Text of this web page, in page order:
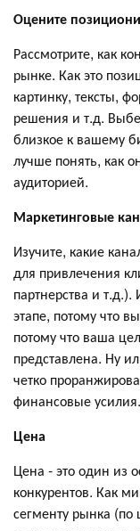
Оцените
Рассмотрите, как
рынке. Как это
картинку, тексты,
решения и т.д.
близкое к вашему
лучше понять, как
аудиторией.
Маркетинговые
Изучите, какие
для привлечения
партнерства и т.д.).
этапе, потому что
потому что ваша
представлена. Ну
четко
финансовые усилия.
Цена
Цена - это один из
конкурентов. Как
сегменту рынка